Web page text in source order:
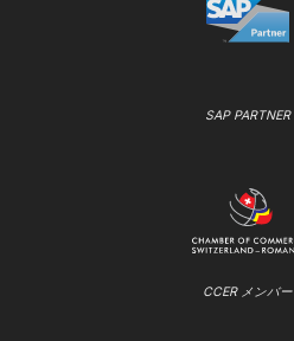
SAP PARTNER
CCER メンバー